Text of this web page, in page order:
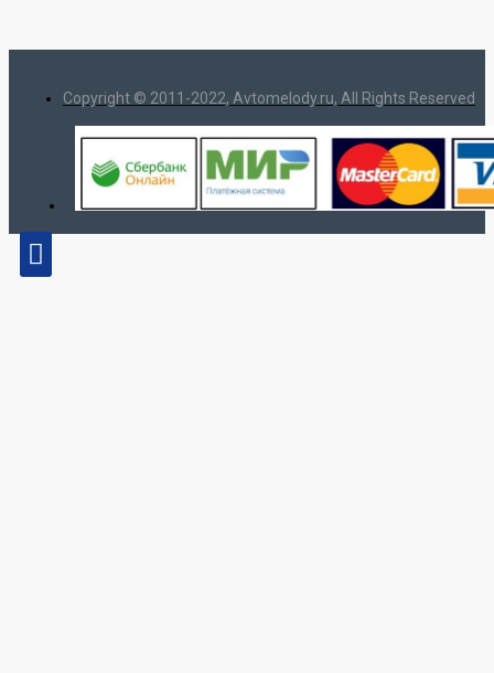
Copyright © 2011-2022, Avtomelody.ru, All Rights Reserved